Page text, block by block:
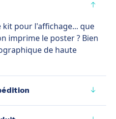
kit pour l'affichage... que
imprime le poster ? Bien
de haute